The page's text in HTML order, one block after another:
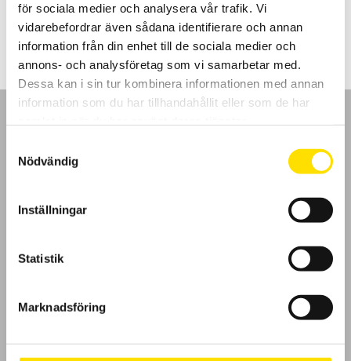
för sociala medier och analysera vår trafik. Vi
vidarebefordrar även sådana identifierare och annan
information från din enhet till de sociala medier och
annons- och analysföretag som vi samarbetar med.
Dessa kan i sin tur kombinera informationen med annan
information som du har tillhandahållit eller som de har
Nödvändig
Inställningar
Statistik
Marknadsföring
15,600.00 kr–23,850.00krPrisintervall:
15,600.00 kr
till
23,850.00 kr
LÄS MER